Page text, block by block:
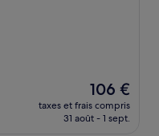
Le
nouveau
prix
106 €
taxes et frais compris
31 août - 1 sept.